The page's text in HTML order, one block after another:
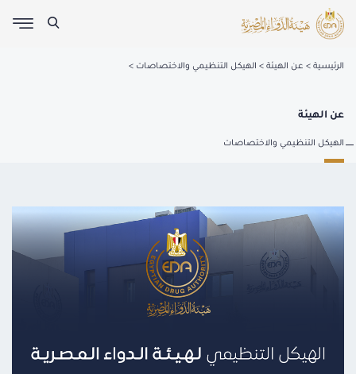
الرئيسية عن الهيئة الهيكل التنظيمي والاختصاصات
عن الهيئة
الهيكل التنظيمي والاختصاصات